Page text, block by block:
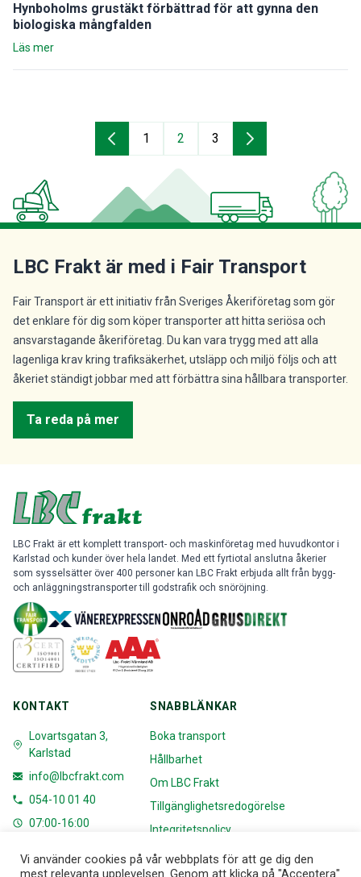
Hynboholms grustäkt förbättrad för att gynna den
biologiska mångfalden
Läs mer
1 2 3
LBC Frakt är med i Fair Transport
Fair Transport är ett initiativ från Sveriges Åkeriföretag som gör
det enklare för dig som köper transporter att hitta seriösa och
ansvarstagande åkeriföretag. Du kan vara trygg med att alla
lagenliga krav kring trafiksäkerhet, utsläpp och miljö följs och att
åkeriet ständigt jobbar med att förbättra sina hållbara transporter.
Ta reda på mer
LBC Frakt är ett komplett transport- och maskinföretag med huvudkontor i
Karlstad och kunder över hela landet. Med ett fyrtiotal anslutna åkerier
som sysselsätter över 400 personer kan LBC Frakt erbjuda allt från bygg-
och anläggningstransporter till godstrafik och snöröjning.
KONTAKT
Lovartsgatan 3,
Karlstad
info@lbcfrakt.com
054-10 01 40
07:00-16:00
SNABBLÄNKAR
Boka transport
Hållbarhet
Om LBC Frakt
Tillgänglighetsredogörelse
Integritetspolicy
Facebook
Vi använder cookies på vår webbplats för att ge dig den
mest relevanta upplevelsen. Genom att klicka på "Acceptera"